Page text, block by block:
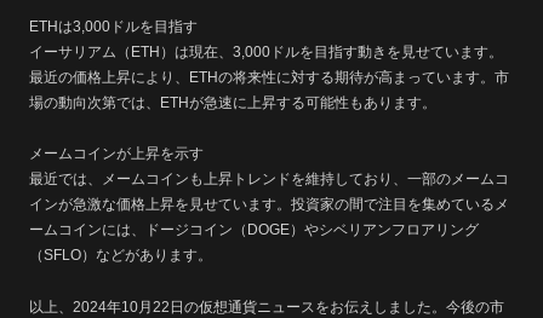
ETHは3,000ドルを目指す
イーサリアム（ETH）は現在、3,000ドルを目指す動きを見せています。
最近の価格上昇により、ETHの将来性に対する期待が高まっています。市
場の動向次第では、ETHが急速に上昇する可能性もあります。
メームコインが上昇を示す
最近では、メームコインも上昇トレンドを維持しており、一部のメームコ
インが急激な価格上昇を見せています。投資家の間で注目を集めているメ
ームコインには、ドージコイン（DOGE）やシベリアンフロアリング
（SFLO）などがあります。
以上、2024年10月22日の仮想通貨ニュースをお伝えしました。今後の市